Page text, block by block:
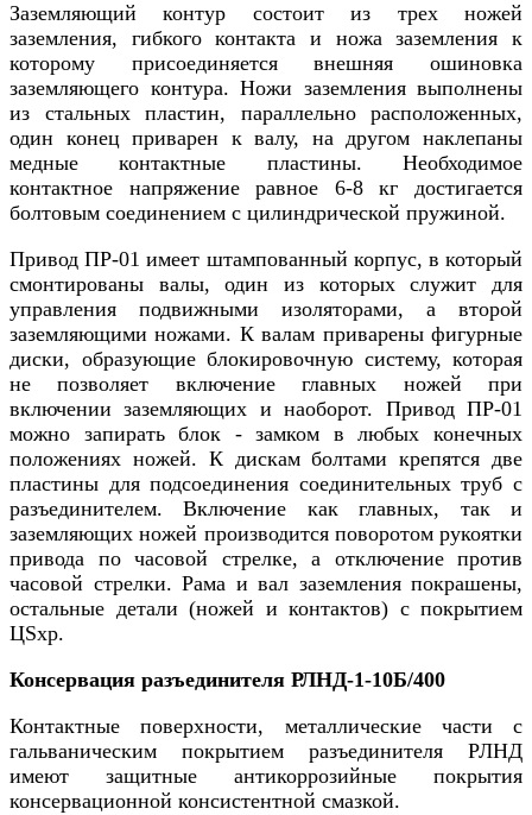
Заземляющий контур состоит из трех ножей
заземления, гибкого контакта и ножа заземления к
которому присоединяется внешняя ошиновка
заземляющего контура. Ножи заземления выполнены
из стальных пластин, параллельно расположенных,
один конец приварен к валу, на другом наклепаны
медные контактные пластины. Необходимое
контактное напряжение равное 6-8 кг достигается
болтовым соединением с цилиндрической пружиной.
Привод ПР-01 имеет штампованный корпус, в который
смонтированы валы, один из которых служит для
управления подвижными изоляторами, а второй
заземляющими ножами. К валам приварены фигурные
диски, образующие блокировочную систему, которая
не позволяет включение главных ножей при
включении заземляющих и наоборот. Привод ПР-01
можно запирать блок - замком в любых конечных
положениях ножей. К дискам болтами крепятся две
пластины для подсоединения соединительных труб с
разъединителем. Включение как главных, так и
заземляющих ножей производится поворотом рукоятки
привода по часовой стрелке, а отключение против
часовой стрелки. Рама и вал заземления покрашены,
остальные детали (ножей и контактов) с покрытием
ЦSхр.
Консервация разъединителя РЛНД-1-10Б/400
Контактные поверхности, металлические части с
гальваническим покрытием разъединителя РЛНД
имеют защитные антикоррозийные покрытия
консервационной консистентной смазкой.